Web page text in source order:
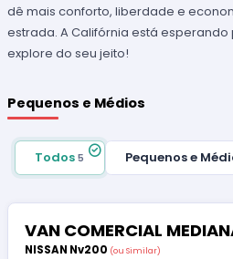
dê mais conforto, liberdade e
estrada. A Califórnia está
explore do seu jeito!
Pequenos e Médios
Todos5 Pequenos e
VAN COMERCIAL
NISSAN Nv200 (ou Similar)